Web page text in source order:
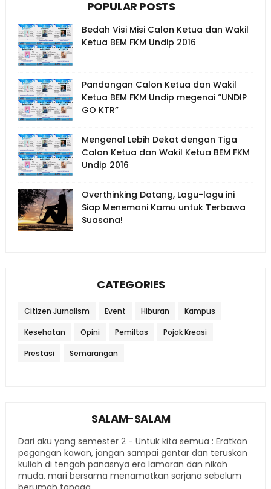
POPULAR POSTS
Bedah Visi Misi Calon Ketua dan Wakil
Ketua BEM FKM Undip 2016
Pandangan Calon Ketua dan Wakil
Ketua BEM FKM Undip megenai “UNDIP
GO KTR”
Mengenal Lebih Dekat dengan Tiga
Calon Ketua dan Wakil Ketua BEM FKM
Undip 2016
Overthinking Datang, Lagu-lagu ini
Siap Menemani Kamu untuk Terbawa
Suasana!
CATEGORIES
Citizen Jurnalism Event Hiburan Kampus
Kesehatan Opini Pemiltas Pojok Kreasi
Prestasi Semarangan
SALAM-SALAM
Dari aku yang semester 2 - Untuk kita semua : Eratkan
pegangan kawan, jangan sampai gentar dan teruskan
kuliah di tengah panasnya era lamaran dan nikah
muda. mari bersama menamatkan sarjana sebelum